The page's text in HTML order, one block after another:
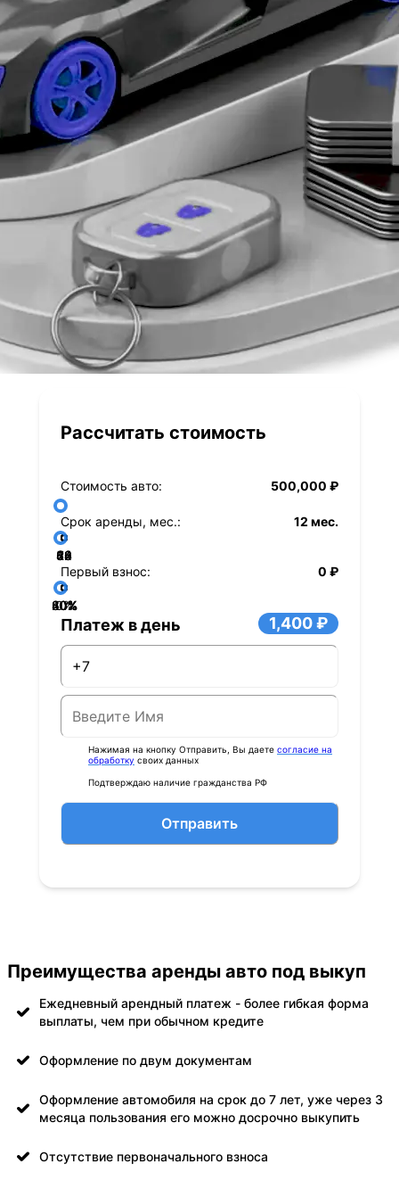
Рассчитать стоимость
Стоимость авто: 500,000 ₽
Срок аренды, мес.: 12 мес.
12
24
36
48
60
72
84
Первый взнос:
0 ₽
0%
20%
40%
60%
80%
Платеж в день 1,400 ₽
Нажимая на кнопку Отправить, Вы даете согласие на
обработку своих данных
Подтверждаю наличие гражданства РФ
Отправить
Преимущества аренды авто под выкуп
Ежедневный арендный платеж - более гибкая форма
выплаты, чем при обычном кредите
Оформление по двум документам
Оформление автомобиля на срок до 7 лет, уже через 3
месяца пользования его можно досрочно выкупить
Отсутствие первоначального взноса